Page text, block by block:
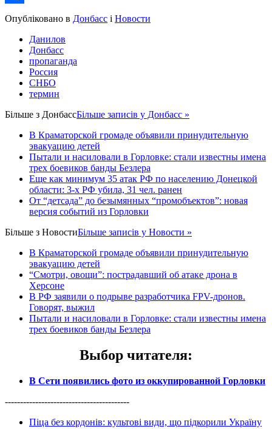
Share
Опубліковано в Донбасс і Новости
Данилов
Донбасс
пропаганда
Россия
СНБО
термин
Більше з ДонбассБільше записів у Донбасс »
В Краматорской громаде объявили принудительную
эвакуацию детей
Пытали и насиловали в Горловке: стали известны имена
трех боевиков банды Безлера
Еще как минимум 35 атак РФ по населению Донецкой
области: 3-х РФ убила, 31 чел. ранен
От “детсада” до безымянных “промобъектов”: новая
версия событий из Горловки
Більше з НовостиБільше записів у Новости »
В Краматорской громаде объявили принудительную
эвакуацию детей
“Смотри, овощи”: пострадавший об атаке дрона в
Херсоне
В РФ заявили о подрыве разработчика FPV-дронов.
Говорят, выжил
Пытали и насиловали в Горловке: стали известны имена
трех боевиков банды Безлера
Выбор читателя:
В Сети появились фото из оккупированной Горловки
-----------------------------------------
Піца без кордонів: культові види, що підкорили Україну